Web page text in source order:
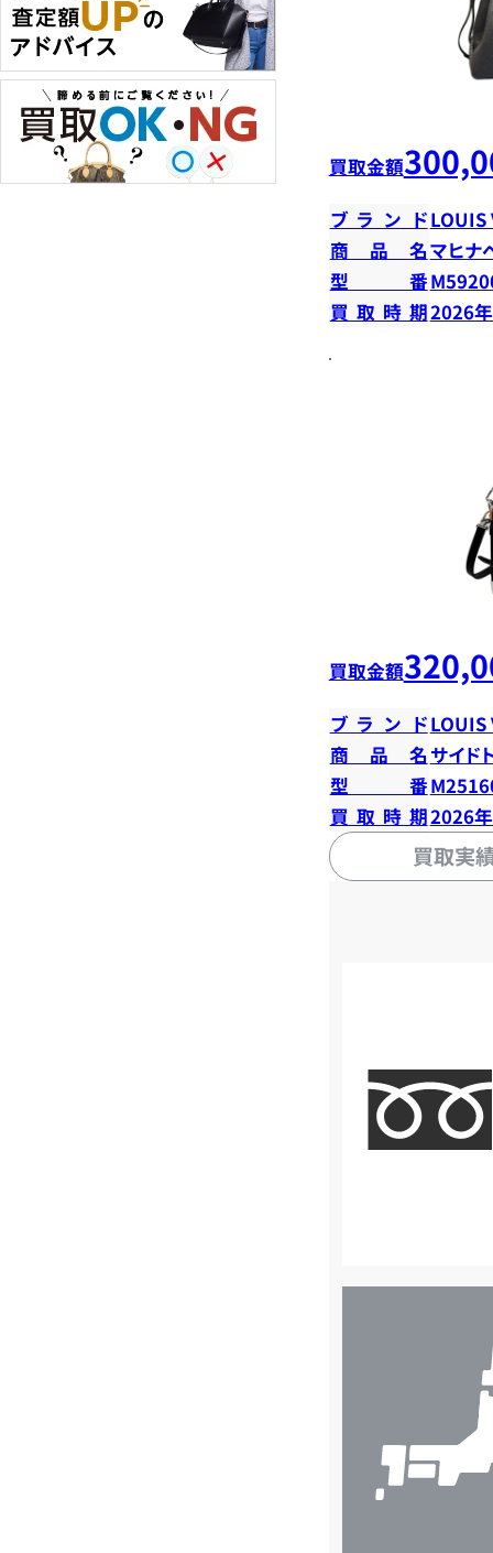
買取金額
ブランドLOUIS
商品名マヒナ
型番
買取時期2026
買取金額
ブランドLOUIS
商品名 サイド
型番
買取時期2026
買取実